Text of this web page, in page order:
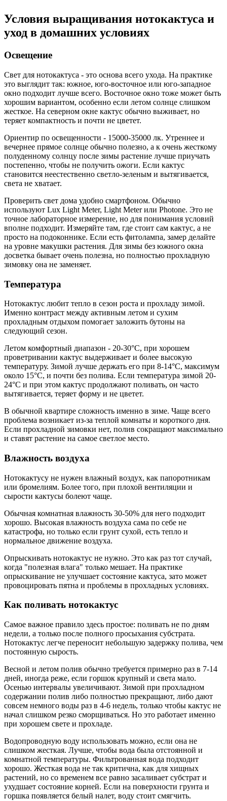
Условия выращивания нотокактуса и
уход в домашних условиях
Освещение
Свет для нотокактуса - это основа всего ухода. На практике
это выглядит так: южное, юго-восточное или юго-западное
окно подходит лучше всего. Восточное окно тоже может быть
хорошим вариантом, особенно если летом солнце слишком
жесткое. На северном окне кактус обычно выживает, но
теряет компактность и почти не цветет.
Ориентир по освещенности - 15000-35000 лк. Утреннее и
вечернее прямое солнце обычно полезно, а к очень жесткому
полуденному солнцу после зимы растение лучше приучать
постепенно, чтобы не получить ожоги. Если кактус
становится неестественно светло-зеленым и вытягивается,
света не хватает.
Проверить свет дома удобно смартфоном. Обычно
используют Lux Light Meter, Light Meter или Photone. Это не
точное лабораторное измерение, но для понимания условий
вполне подходит. Измеряйте там, где стоит сам кактус, а не
просто на подоконнике. Если есть фитолампа, замер делайте
на уровне макушки растения. Для зимы без южного окна
досветка бывает очень полезна, но полностью прохладную
зимовку она не заменяет.
Температура
Нотокактус любит тепло в сезон роста и прохладу зимой.
Именно контраст между активным летом и сухим
прохладным отдыхом помогает заложить бутоны на
следующий сезон.
Летом комфортный диапазон - 20-30°C, при хорошем
проветривании кактус выдерживает и более высокую
температуру. Зимой лучше держать его при 8-14°C, максимум
около 15°C, и почти без полива. Если температура зимой 20-
24°C и при этом кактус продолжают поливать, он часто
вытягивается, теряет форму и не цветет.
В обычной квартире сложность именно в зиме. Чаще всего
проблема возникает из-за теплой комнаты и короткого дня.
Если прохладной зимовки нет, полив сокращают максимально
и ставят растение на самое светлое место.
Влажность воздуха
Нотокактусу не нужен влажный воздух, как папоротникам
или бромелиям. Более того, при плохой вентиляции и
сырости кактусы болеют чаще.
Обычная комнатная влажность 30-50% для него подходит
хорошо. Высокая влажность воздуха сама по себе не
катастрофа, но только если грунт сухой, есть тепло и
нормальное движение воздуха.
Опрыскивать нотокактус не нужно. Это как раз тот случай,
когда "полезная влага" только мешает. На практике
опрыскивание не улучшает состояние кактуса, зато может
провоцировать пятна и проблемы в прохладных условиях.
Как поливать нотокактус
Самое важное правило здесь простое: поливать не по дням
недели, а только после полного просыхания субстрата.
Нотокактус легче переносит небольшую задержку полива, чем
постоянную сырость.
Весной и летом полив обычно требуется примерно раз в 7-14
дней, иногда реже, если горшок крупный и света мало.
Осенью интервалы увеличивают. Зимой при прохладном
содержании полив либо полностью прекращают, либо дают
совсем немного воды раз в 4-6 недель, только чтобы кактус не
начал слишком резко сморщиваться. Но это работает именно
при хорошем свете и прохладе.
Водопроводную воду использовать можно, если она не
слишком жесткая. Лучше, чтобы вода была отстоянной и
комнатной температуры. Фильтрованная вода подходит
хорошо. Жесткая вода не так критична, как для хищных
растений, но со временем все равно засаливает субстрат и
ухудшает состояние корней. Если на поверхности грунта и
горшка появляется белый налет, воду стоит смягчить.